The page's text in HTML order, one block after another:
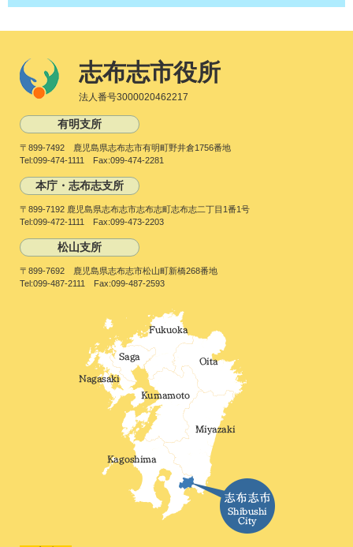
志布志市役所
法人番号3000020462217
有明支所
〒899-7492 鹿児島県志布志市有明町野井倉1756番地
Tel:099-474-1111 Fax:099-474-2281
本庁・志布志支所
〒899-7192 鹿児島県志布志市志布志町志布志二丁目1番1号
Tel:099-472-1111 Fax:099-473-2203
松山支所
〒899-7692 鹿児島県志布志市松山町新橋268番地
Tel:099-487-2111 Fax:099-487-2593